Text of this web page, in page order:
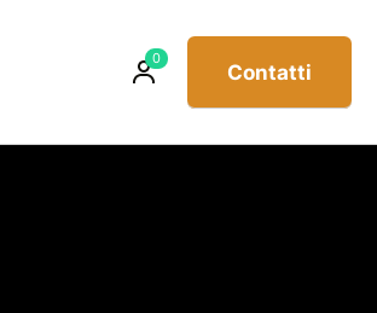
0Prodotti
sul Contatti